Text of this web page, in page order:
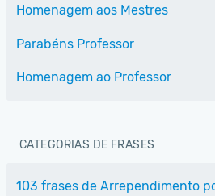
Homenagem aos Mestres
Parabéns Professor
Homenagem ao Professor
CATEGORIAS DE FRASES
103 frases de Arrependimento